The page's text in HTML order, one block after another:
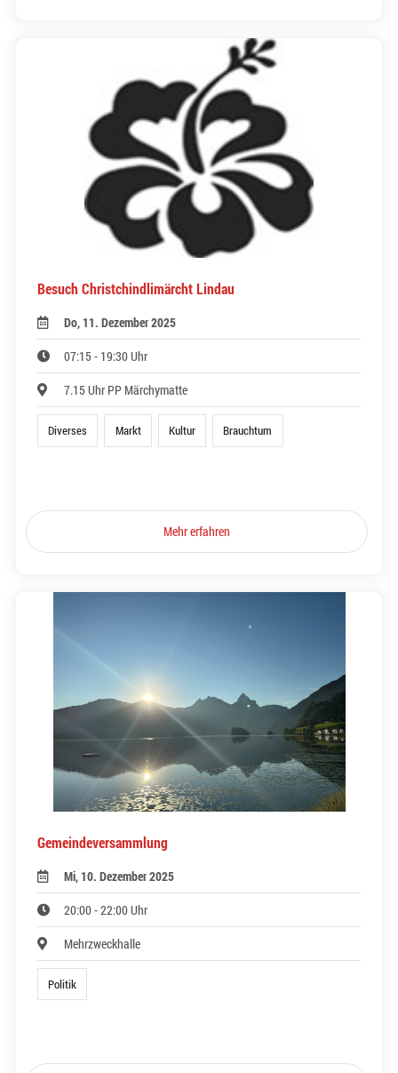
Besuch Christchindlimärcht Lindau
Do, 11. Dezember 2025
07:15 - 19:30 Uhr
7.15 Uhr PP Märchymatte
Diverses Markt Kultur Brauchtum
Mehr erfahren
Gemeindeversammlung
Mi, 10. Dezember 2025
20:00 - 22:00 Uhr
Mehrzweckhalle
Politik